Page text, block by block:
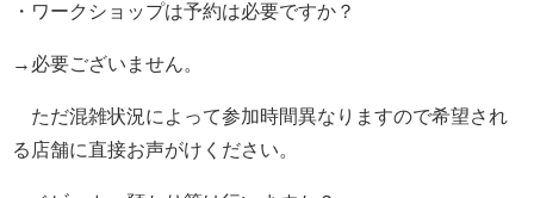
・ワークショップは予約は必要ですか？
→必要ございません。
ただ混雑状況によって参加時間異なりますので希望され
る店舗に直接お声がけください。